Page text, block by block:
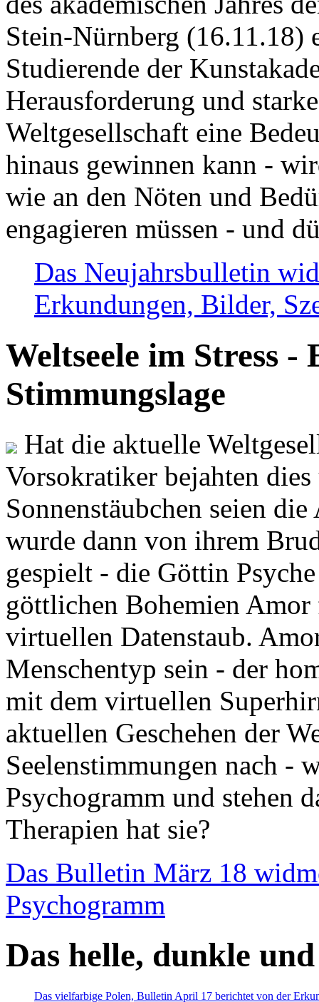
Stein-Nürnberg (16.11.18)
Studierende der
Herausforderung und
Weltgesellschaft eine
hinaus gewinnen kann -
wie an den Nöten und
engagieren müssen - und
Das Neujahrsbulletin
Erkundungen, Bilder,
Weltseele im Stress -
Stimmungslage
Hat die aktuelle
Vorsokratiker bejahten
Sonnenstäubchen seien
wurde dann von ihrem
gespielt - die Göttin
göttlichen Bohemien
virtuellen Datenstaub.
Menschentyp sein - der
mit dem virtuellen
aktuellen Geschehen der
Seelenstimmungen nach -
Psychogramm und stehen
Therapien hat sie?
Das Bulletin März 18
Psychogramm
Das helle, dunkle
Das vielfarbige Polen, Bulletin April 17 berichtet von der